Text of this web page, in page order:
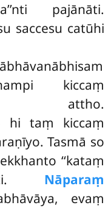
pajānāti.
saccesu catūhi
kiccaṃ
attho.
hi taṃ kiccaṃ
Tasmā so
‘‘kataṃ
Nāparaṃ
evaṃ